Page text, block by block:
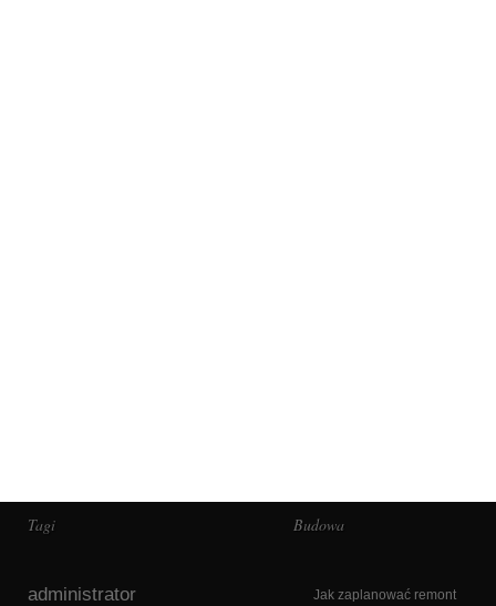
Tagi
administrator
Budowa
Jak zaplanować remont